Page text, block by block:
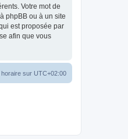
Votre mot de
phpBB ou à un site
est proposée par
afin que vous
horaire sur UTC+02:00